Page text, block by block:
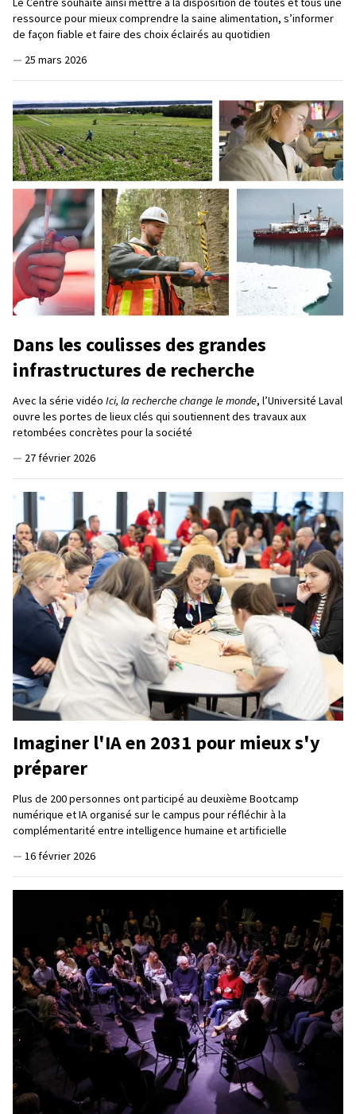
ressource pour mieux comprendre la saine alimentation, s’informer
de façon fiable et faire des choix éclairés au quotidien
— 25 mars 2026
Dans les coulisses des grandes
infrastructures de recherche
Avec la série vidéo Ici, la recherche change le monde, l’Université Laval
ouvre les portes de lieux clés qui soutiennent des travaux aux
retombées concrètes pour la société
— 27 février 2026
Imaginer l'IA en 2031 pour mieux s'y
préparer
Plus de 200 personnes ont participé au deuxième Bootcamp
numérique et IA organisé sur le campus pour réfléchir à la
complémentarité entre intelligence humaine et artificielle
— 16 février 2026